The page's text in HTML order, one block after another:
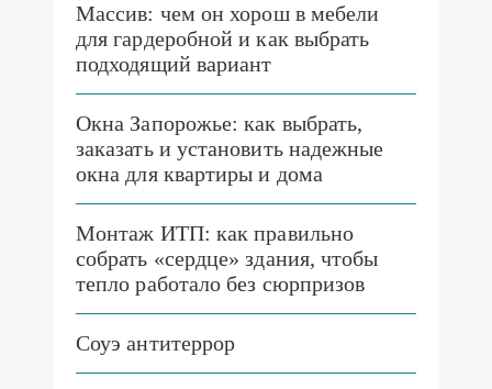
Массив: чем он хорош в мебели
для гардеробной и как выбрать
подходящий вариант
Окна Запорожье: как выбрать,
заказать и установить надежные
окна для квартиры и дома
Монтаж ИТП: как правильно
собрать «сердце» здания, чтобы
тепло работало без сюрпризов
Соуэ антитеррор